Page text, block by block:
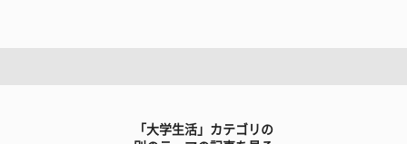
「大学生活」カテゴリの